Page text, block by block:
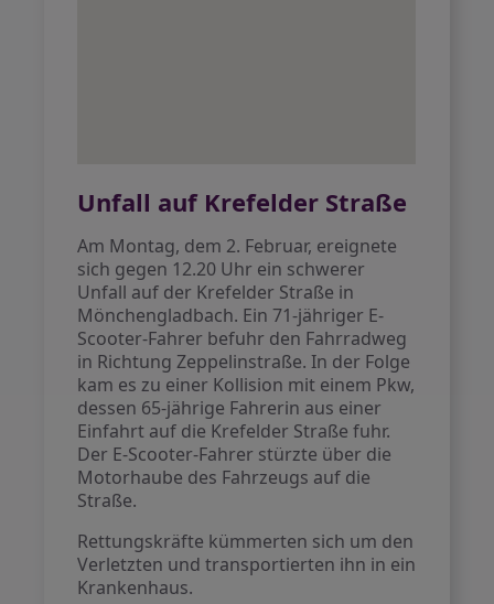
Unfall auf Krefelder Straße
Am Montag, dem 2. Februar, ereignete
sich gegen 12.20 Uhr ein schwerer
Unfall auf der Krefelder Straße in
Mönchengladbach. Ein 71-jähriger E-
Scooter-Fahrer befuhr den Fahrradweg
in Richtung Zeppelinstraße. In der Folge
kam es zu einer Kollision mit einem Pkw,
dessen 65-jährige Fahrerin aus einer
Einfahrt auf die Krefelder Straße fuhr.
Der E-Scooter-Fahrer stürzte über die
Motorhaube des Fahrzeugs auf die
Straße.
Rettungskräfte kümmerten sich um den
Verletzten und transportierten ihn in ein
Krankenhaus.